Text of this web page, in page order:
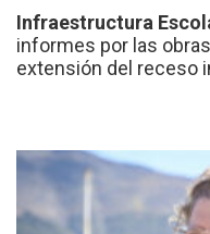
Infraestructura
informes por las
extensión del receso